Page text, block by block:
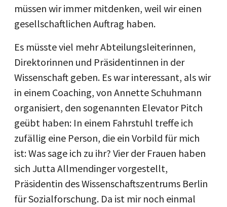
müssen wir immer mitdenken, weil wir einen
gesellschaftlichen Auftrag haben.
Es müsste viel mehr Abteilungsleiterinnen,
Direktorinnen und Präsidentinnen in der
Wissenschaft geben. Es war interessant, als wir
in einem Coaching, von Annette Schuhmann
organisiert, den sogenannten Elevator Pitch
geübt haben: In einem Fahrstuhl treffe ich
zufällig eine Person, die ein Vorbild für mich
ist: Was sage ich zu ihr? Vier der Frauen haben
sich Jutta Allmendinger vorgestellt,
Präsidentin des Wissenschaftszentrums Berlin
für Sozialforschung. Da ist mir noch einmal